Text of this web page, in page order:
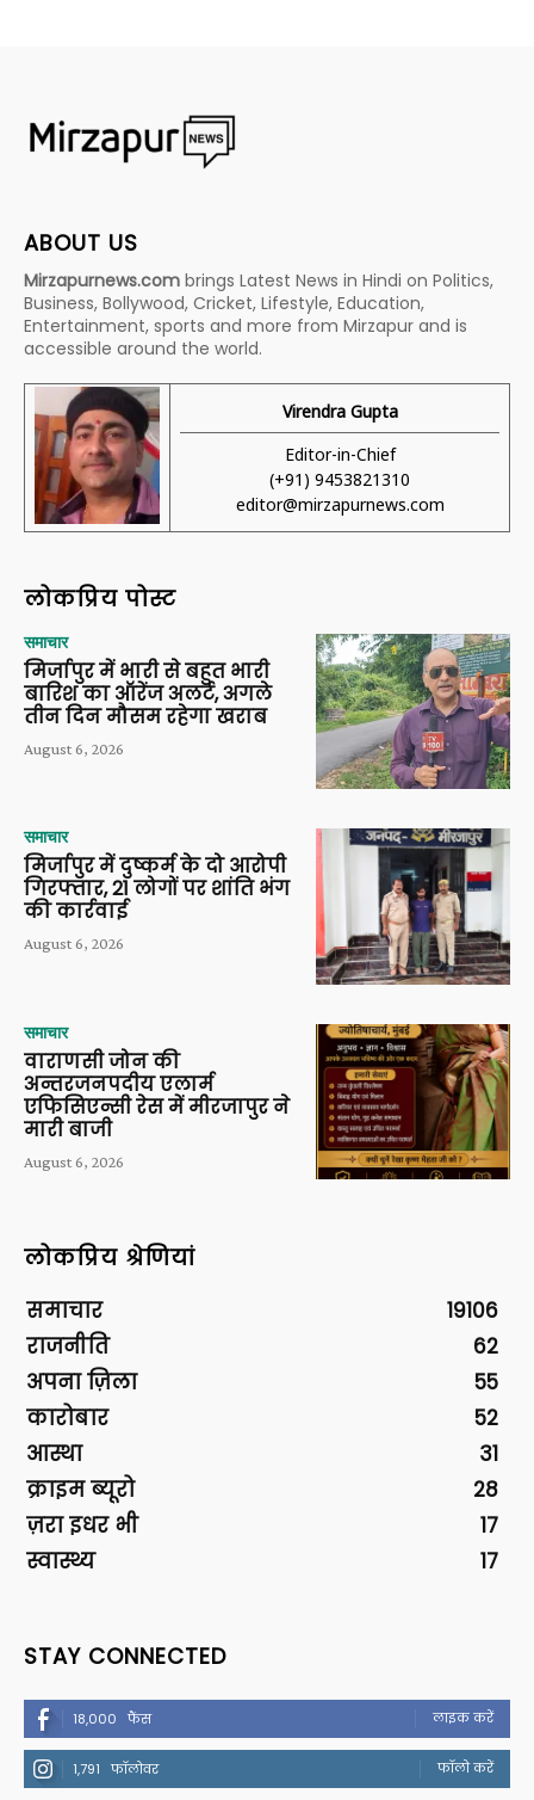
ABOUT US
Mirzapurnews.com brings Latest News in Hindi on Politics,
Business, Bollywood, Cricket, Lifestyle, Education,
Entertainment, sports and more from Mirzapur and is
accessible around the world.
Virendra Gupta
Editor-in-Chief
(+91) 9453821310
editor@mirzapurnews.com
लोकप्रिय पोस्ट
समाचार
मिर्जापुर में भारी से बहुत भारी
बारिश का ऑरेंज अलर्ट, अगले
तीन दिन मौसम रहेगा खराब
August 6, 2026
समाचार
मिर्जापुर में दुष्कर्म के दो आरोपी
गिरफ्तार, 21 लोगों पर शांति भंग
की कार्रवाई
August 6, 2026
समाचार
वाराणसी जोन की
अन्तरजनपदीय एलार्म
एफिसिएन्सी रेस में मीरजापुर ने
मारी बाजी
August 6, 2026
लोकप्रिय श्रेणियां
समाचार
19106
राजनीति
62
अपना ज़िला
55
कारोबार
52
आस्था
31
क्राइम ब्यूरो
28
ज़रा इधर भी
17
स्वास्थ्य
17
STAY CONNECTED
18,000 फैंस लाइक करें
1,791 फॉलोवर फॉलो करें